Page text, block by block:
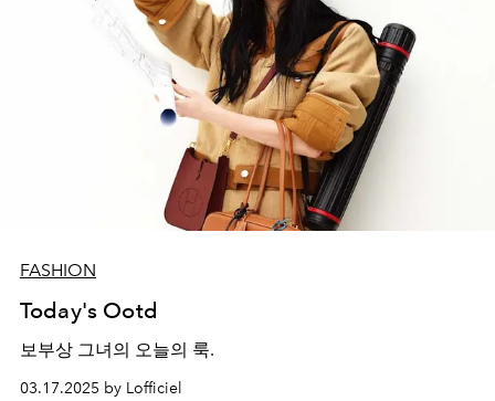
FASHION
Today's Ootd
보부상 그녀의 오늘의 룩.
03.17.2025 by Lofficiel